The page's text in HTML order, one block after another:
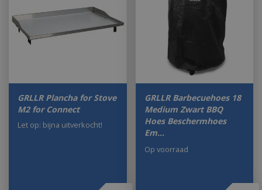
GRLLR Plancha for Stove
M2 for Connect
Let op: bijna uitverkocht!
GRLLR Barbecuehoes 18
Medium Zwart BBQ
Hoes Beschermhoes
Em…
Op voorraad